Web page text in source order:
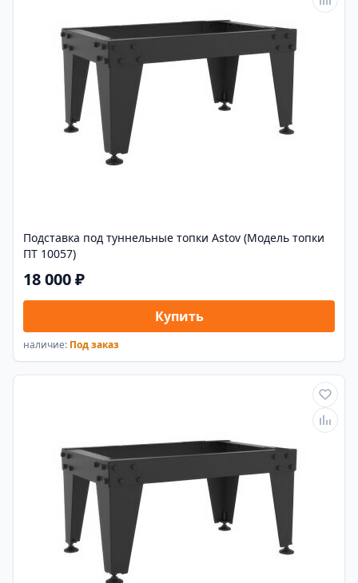
Подставка под туннельные топки Astov (Модель топки
ПТ 10057)
18 000 ₽
Купить
наличие: Под заказ